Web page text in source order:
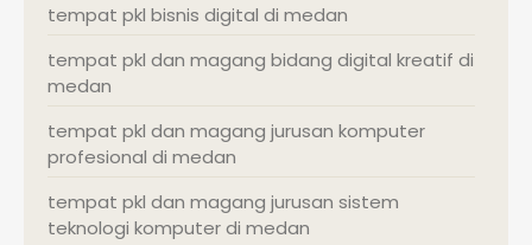
tempat pkl bisnis digital di medan
tempat pkl dan magang bidang digital kreatif di
medan
tempat pkl dan magang jurusan komputer
profesional di medan
tempat pkl dan magang jurusan sistem
teknologi komputer di medan